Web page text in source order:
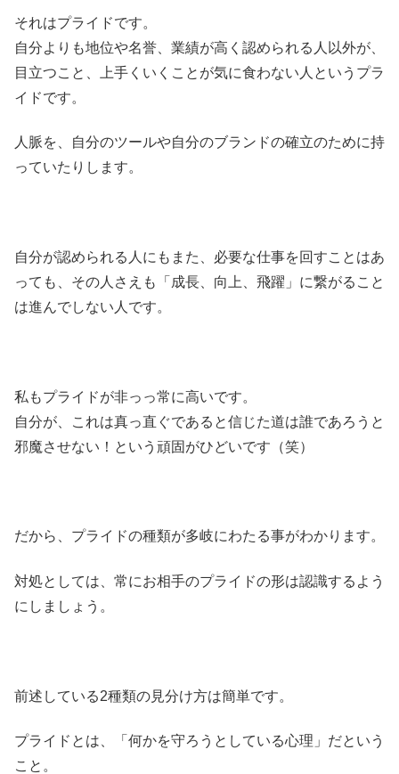
それはプライドです。
自分よりも地位や名誉、業績が高く認められる人以外が、
目立つこと、上手くいくことが気に食わない人というプラ
イドです。
人脈を、自分のツールや自分のブランドの確立のために持
っていたりします。
自分が認められる人にもまた、必要な仕事を回すことはあ
っても、その人さえも「成長、向上、飛躍」に繋がること
は進んでしない人です。
私もプライドが非っっ常に高いです。
自分が、これは真っ直ぐであると信じた道は誰であろうと
邪魔させない！という頑固がひどいです（笑）
だから、プライドの種類が多岐にわたる事がわかります。
対処としては、常にお相手のプライドの形は認識するよう
にしましょう。
前述している2種類の見分け方は簡単です。
プライドとは、「何かを守ろうとしている心理」だという
こと。